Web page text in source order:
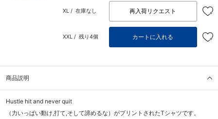
XL / 在庫なし 再入荷リクエスト
XXL / 残り4個 カートに入れる
商品説明
Hustle hit and never quit
（力いっぱい動け,打て,そして諦めるな）がプリントされたTシャツです。